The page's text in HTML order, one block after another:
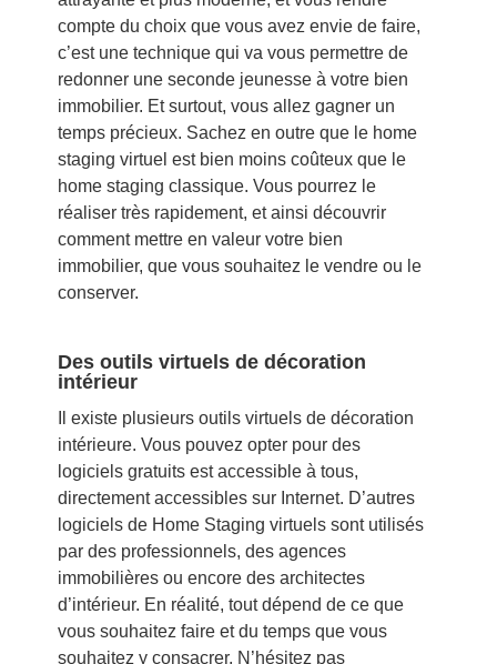
compte du choix que vous avez envie de faire,
c’est une technique qui va vous permettre de
redonner une seconde jeunesse à votre bien
immobilier. Et surtout, vous allez gagner un
temps précieux. Sachez en outre que le home
staging virtuel est bien moins coûteux que le
home staging classique. Vous pourrez le
réaliser très rapidement, et ainsi découvrir
comment mettre en valeur votre bien
immobilier, que vous souhaitez le vendre ou le
conserver.
Des outils virtuels de décoration
intérieur
Il existe plusieurs outils virtuels de décoration
intérieure. Vous pouvez opter pour des
logiciels gratuits est accessible à tous,
directement accessibles sur Internet. D’autres
logiciels de Home Staging virtuels sont utilisés
par des professionnels, des agences
immobilières ou encore des architectes
d’intérieur. En réalité, tout dépend de ce que
vous souhaitez faire et du temps que vous
souhaitez y consacrer. N’hésitez pas